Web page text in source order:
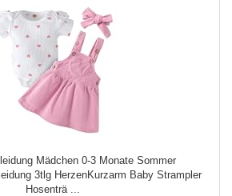
Mädchen 0-3 Monate Sommer
3tlg HerzenKurzarm Baby Strampler
Hosenträ ...